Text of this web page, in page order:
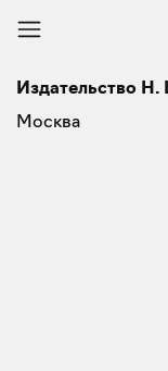
Издательство
Москва